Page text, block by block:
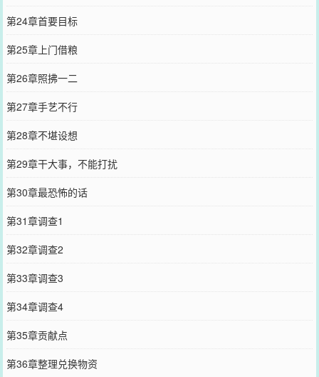
第24章首要目标
第25章上门借粮
第26章照拂一二
第27章手艺不行
第28章不堪设想
第29章干大事，不能打扰
第30章最恐怖的话
第31章调查1
第32章调查2
第33章调查3
第34章调查4
第35章贡献点
第36章整理兑换物资